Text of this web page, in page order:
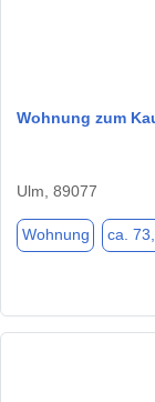
Wohnung zum
Ulm, 89077
Wohnung ca.